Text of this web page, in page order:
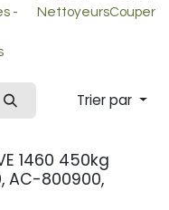
-
NettoyeursCouper
Trier par
1460 450kg
AC-800900,